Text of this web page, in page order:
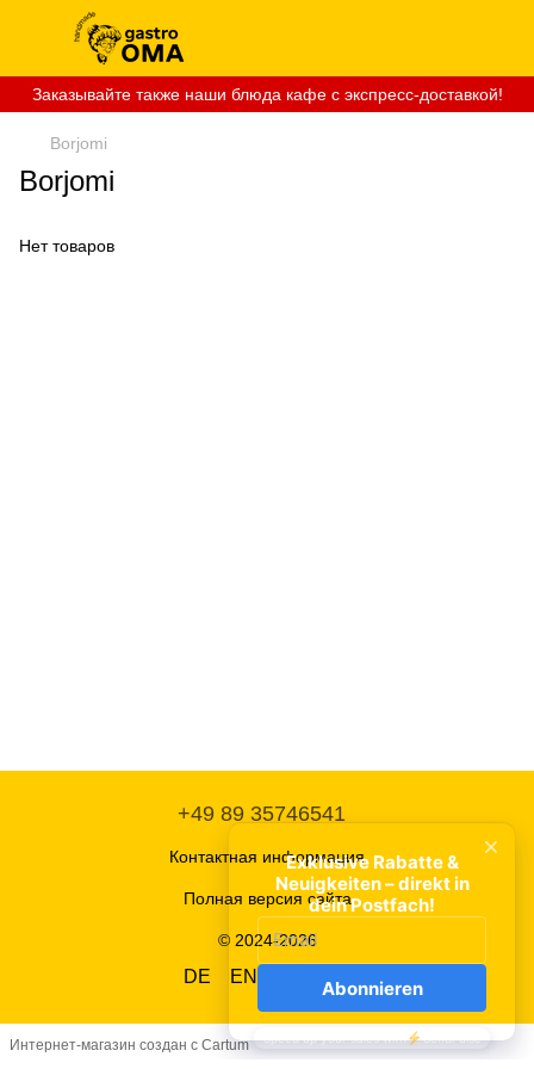
Заказывайте также наши блюда кафе с экспресс-доставкой!
Borjomi
Borjomi
Нет товаров
+49 89 35746541
Контактная информация
Полная версия сайта
© 2024-2026
DE EN
Интернет-магазин создан с Cartum